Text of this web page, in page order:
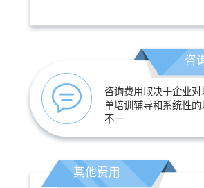
咨
咨询费用取决于企业
单培训辅导和系统性
不一
其他费用